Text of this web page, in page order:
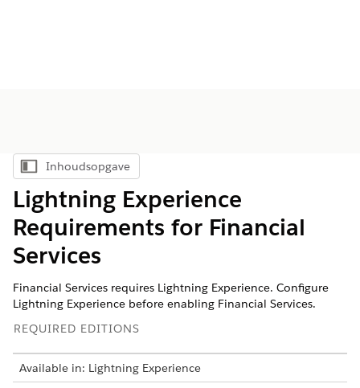
Inhoudsopgave weergeven
Inhoudsopgave
Lightning Experience
Requirements for Financial
Services
Financial Services requires Lightning Experience. Configure
Lightning Experience before enabling Financial Services.
REQUIRED EDITIONS
Available in: Lightning Experience